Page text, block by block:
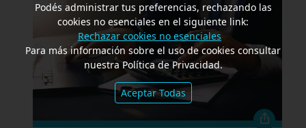
Podés administrar tus preferencias, rechazando las
cookies no esenciales en el siguiente link:
Rechazar cookies no esenciales
Para más información sobre el uso de cookies consultar
nuestra Política de Privacidad.
Aceptar Todas